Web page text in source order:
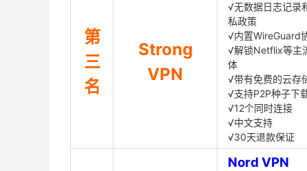
第
三
名
Strong
VPN
√无数据日志记录
私政策
√内置WireGuard
√解锁Netflix等主
体
√带有免费的云存
√支持P2P种子下
√12个同时连接
√中文支持
√30天退款保证
Nord VPN